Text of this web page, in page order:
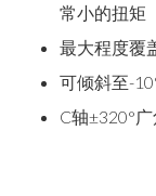
常小的扭矩
最大程度覆
可倾斜至-
C轴±320°